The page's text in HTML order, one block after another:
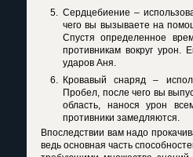
Сердцебиение –
чего вы вызываете на
Спустя определенное
противникам вокруг урон.
ударов Аня.
Кровавый снаряд –
Пробел, после чего вы
область, нанося урон
противники замедляются.
Впоследствии вам надо
ведь основная часть